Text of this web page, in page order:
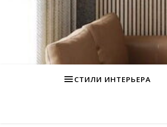
СТИЛИ ИНТЕРЬЕРА